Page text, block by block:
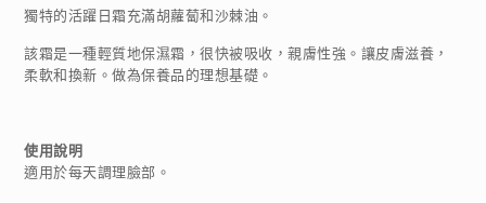
獨特的活躍日霜充滿胡蘿蔔和沙棘油。
該霜是一種輕質地保濕霜，很快被吸收，親膚性強。讓皮膚滋養，
柔軟和換新。做為保養品的理想基礎。
使用說明
適用於每天調理臉部。